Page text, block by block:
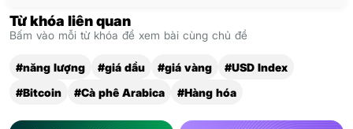
Từ khóa liên quan
Bấm vào mỗi từ khóa để xem bài cùng chủ đề
#năng lượng #giá dầu #giá vàng
#USD Index
#Bitcoin
#Cà phê Arabica #Hàng hóa